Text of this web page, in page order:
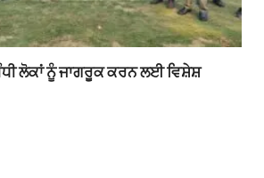
ਲੋਕਾਂ ਨੂੰ ਜਾਗਰੂਕ ਕਰਨ ਲਈ ਵਿਸ਼ੇਸ਼